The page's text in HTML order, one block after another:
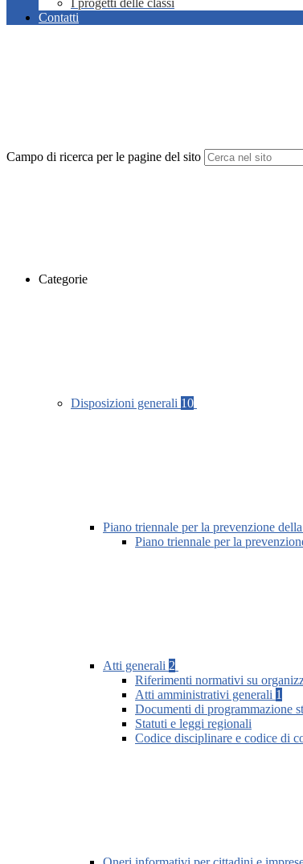
I progetti delle classi
Contatti
Campo di ricerca per le pagine del sito
Categorie
Disposizioni generali 10
Piano triennale per la prevenzione
Piano triennale per la
Atti generali 2
Riferimenti normativi su
Atti amministrativi generali 1
Documenti di programmazione
Statuti e leggi regionali
Codice disciplinare e codice di